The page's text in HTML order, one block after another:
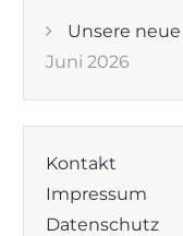
Unsere
Juni 2026
Kontakt
Impressum
Datenschutz